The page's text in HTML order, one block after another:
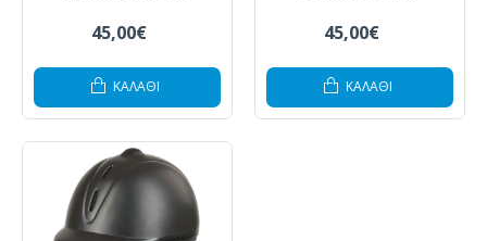
45,00€
ΚΑΛΆΘΙ
45,00€
ΚΑΛΆΘΙ